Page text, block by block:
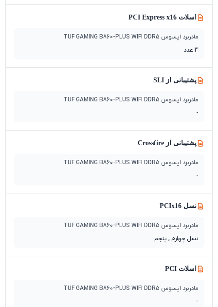
اسلات PCI Express x16
مادربرد ایسوس TUF GAMING B860-PLUS WIFI DDR5
3 عدد
پشتیبانی از SLI
مادربرد ایسوس TUF GAMING B860-PLUS WIFI DDR5
-
پشتیبانی از Crossfire
مادربرد ایسوس TUF GAMING B860-PLUS WIFI DDR5
-
نسل PCIx16
مادربرد ایسوس TUF GAMING B860-PLUS WIFI DDR5
نسل چهارم , پنجم
اسلات PCI
مادربرد ایسوس TUF GAMING B860-PLUS WIFI DDR5
-